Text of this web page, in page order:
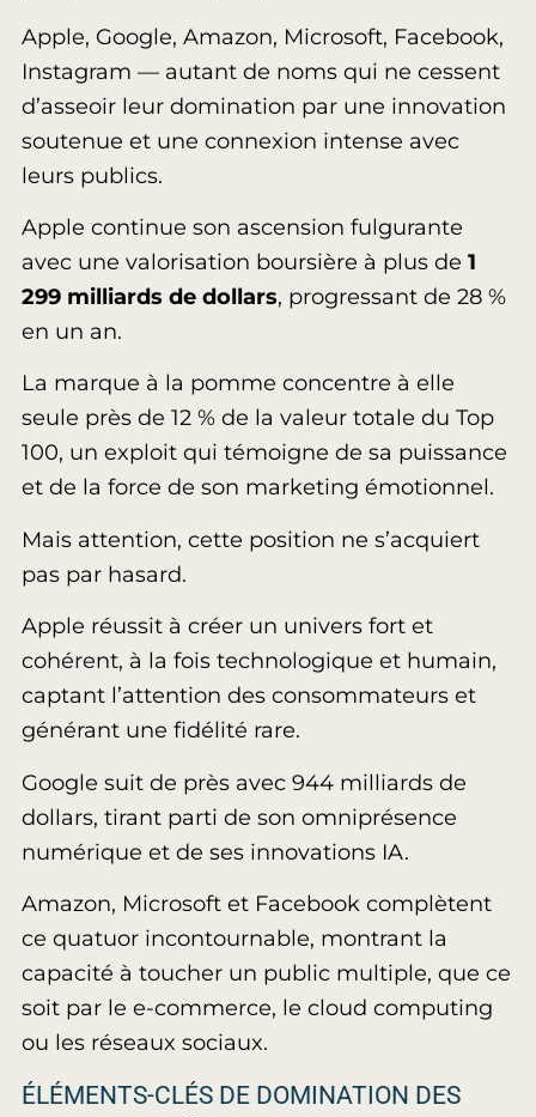
Apple, Google, Amazon, Microsoft, Facebook,
Instagram — autant de noms qui ne cessent
d’asseoir leur domination par une innovation
soutenue et une connexion intense avec
leurs publics.
Apple continue son ascension fulgurante
avec une valorisation boursière à plus de 1
299 milliards de dollars, progressant de 28 %
en un an.
La marque à la pomme concentre à elle
seule près de 12 % de la valeur totale du Top
100, un exploit qui témoigne de sa puissance
et de la force de son marketing émotionnel.
Mais attention, cette position ne s’acquiert
pas par hasard.
Apple réussit à créer un univers fort et
cohérent, à la fois technologique et humain,
captant l’attention des consommateurs et
générant une fidélité rare.
Google suit de près avec 944 milliards de
dollars, tirant parti de son omniprésence
numérique et de ses innovations IA.
Amazon, Microsoft et Facebook complètent
ce quatuor incontournable, montrant la
capacité à toucher un public multiple, que ce
soit par le e-commerce, le cloud computing
ou les réseaux sociaux.
ÉLÉMENTS-CLÉS DE DOMINATION DES